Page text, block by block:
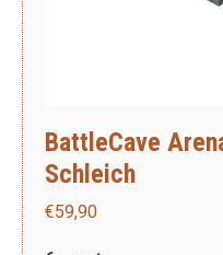
BattleCave
Schleich
€59,90